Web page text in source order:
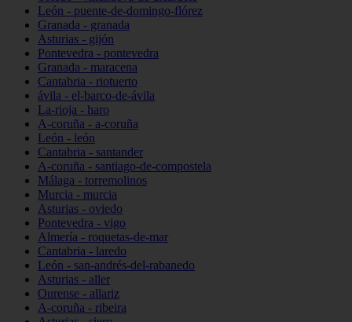
León - puente-de-domingo-flórez
Granada - granada
Asturias - gijón
Pontevedra - pontevedra
Granada - maracena
Cantabria - riotuerto
ávila - el-barco-de-ávila
La-rioja - haro
A-coruña - a-coruña
León - león
Cantabria - santander
A-coruña - santiago-de-compostela
Málaga - torremolinos
Murcia - murcia
Asturias - oviedo
Pontevedra - vigo
Almería - roquetas-de-mar
Cantabria - laredo
León - san-andrés-del-rabanedo
Asturias - aller
Ourense - allariz
A-coruña - ribeira